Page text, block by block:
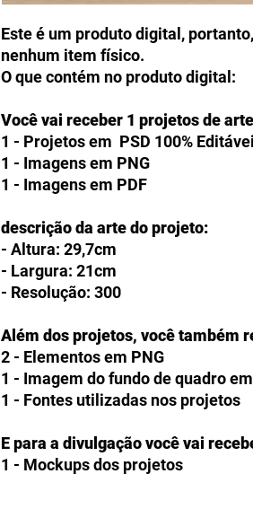
Este é um produto digital,
nenhum item físico.
O que contém no produto digital:
Você vai receber 1 projetos de
1 - Projetos em PSD 100%
1 - Imagens em PNG
1 - Imagens em PDF
descrição da arte do projeto:
- Altura: 29,7cm
- Largura: 21cm
- Resolução: 300
Além dos projetos, você também
2 - Elementos em PNG
1 - Imagem do fundo de quadro
1 - Fontes utilizadas nos projetos
E para a divulgação você vai
1 - Mockups dos projetos